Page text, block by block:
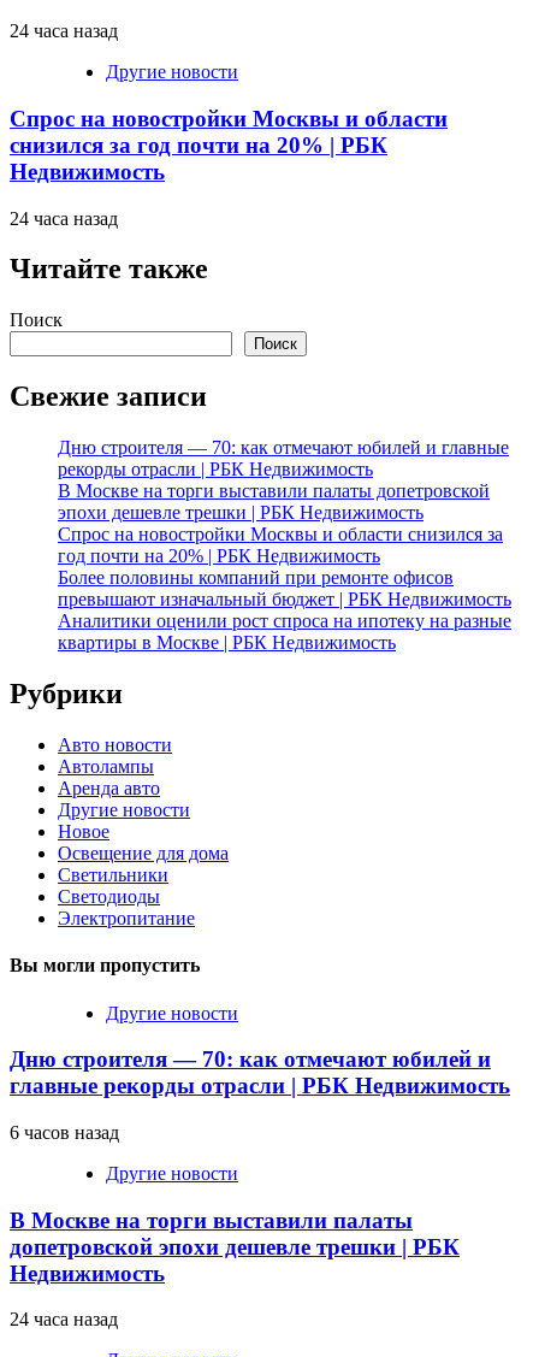
24 часа назад
Другие новости
Спрос на новостройки Москвы и области
снизился за год почти на 20% | РБК
Недвижимость
24 часа назад
Читайте также
Поиск
Поиск
Свежие записи
Дню строителя — 70: как отмечают юбилей и главные
рекорды отрасли | РБК Недвижимость
В Москве на торги выставили палаты допетровской
эпохи дешевле трешки | РБК Недвижимость
Спрос на новостройки Москвы и области снизился за
год почти на 20% | РБК Недвижимость
Более половины компаний при ремонте офисов
превышают изначальный бюджет | РБК Недвижимость
Аналитики оценили рост спроса на ипотеку на разные
квартиры в Москве | РБК Недвижимость
Рубрики
Авто новости
Автолампы
Аренда авто
Другие новости
Новое
Освещение для дома
Светильники
Светодиоды
Электропитание
Вы могли пропустить
Другие новости
Дню строителя — 70: как отмечают юбилей и
главные рекорды отрасли | РБК Недвижимость
6 часов назад
Другие новости
В Москве на торги выставили палаты
допетровской эпохи дешевле трешки | РБК
Недвижимость
24 часа назад